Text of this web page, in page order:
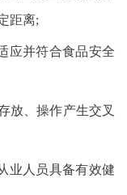
距离;
应并符合食品安全
放、操作产生交叉
业人员具备有效健